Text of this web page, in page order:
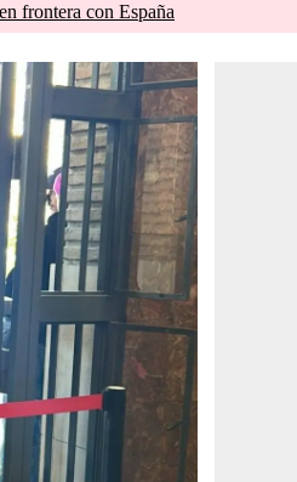
frontera con España